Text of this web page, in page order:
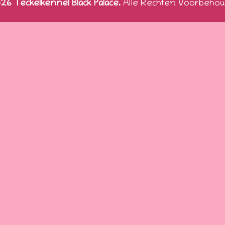
Teckelkennel Black Palace. Alle Rechten